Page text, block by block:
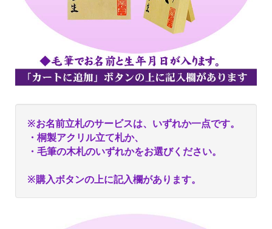
※お名前立札のサービスは、いずれか一点です。
・桐製アクリル立て札か、
・毛筆の木札のいずれかをお選びください。
※購入ボタンの上に記入欄があります。